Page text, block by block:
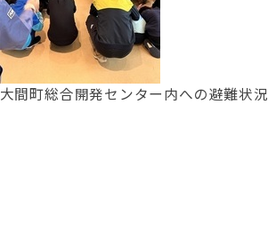
大間町総合開発センター内への避難状況